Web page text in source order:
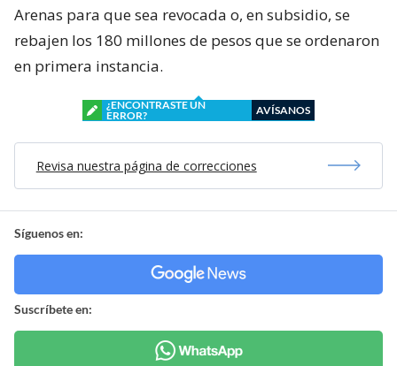
Arenas para que sea revocada o, en subsidio, se
rebajen los 180 millones de pesos que se ordenaron
en primera instancia.
¿ENCONTRASTE UN
ERROR?
AVÍSANOS
Revisa nuestra página de correcciones
Síguenos en:
Suscríbete en: